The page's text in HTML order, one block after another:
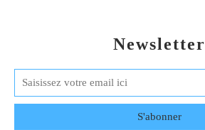
Newsletter